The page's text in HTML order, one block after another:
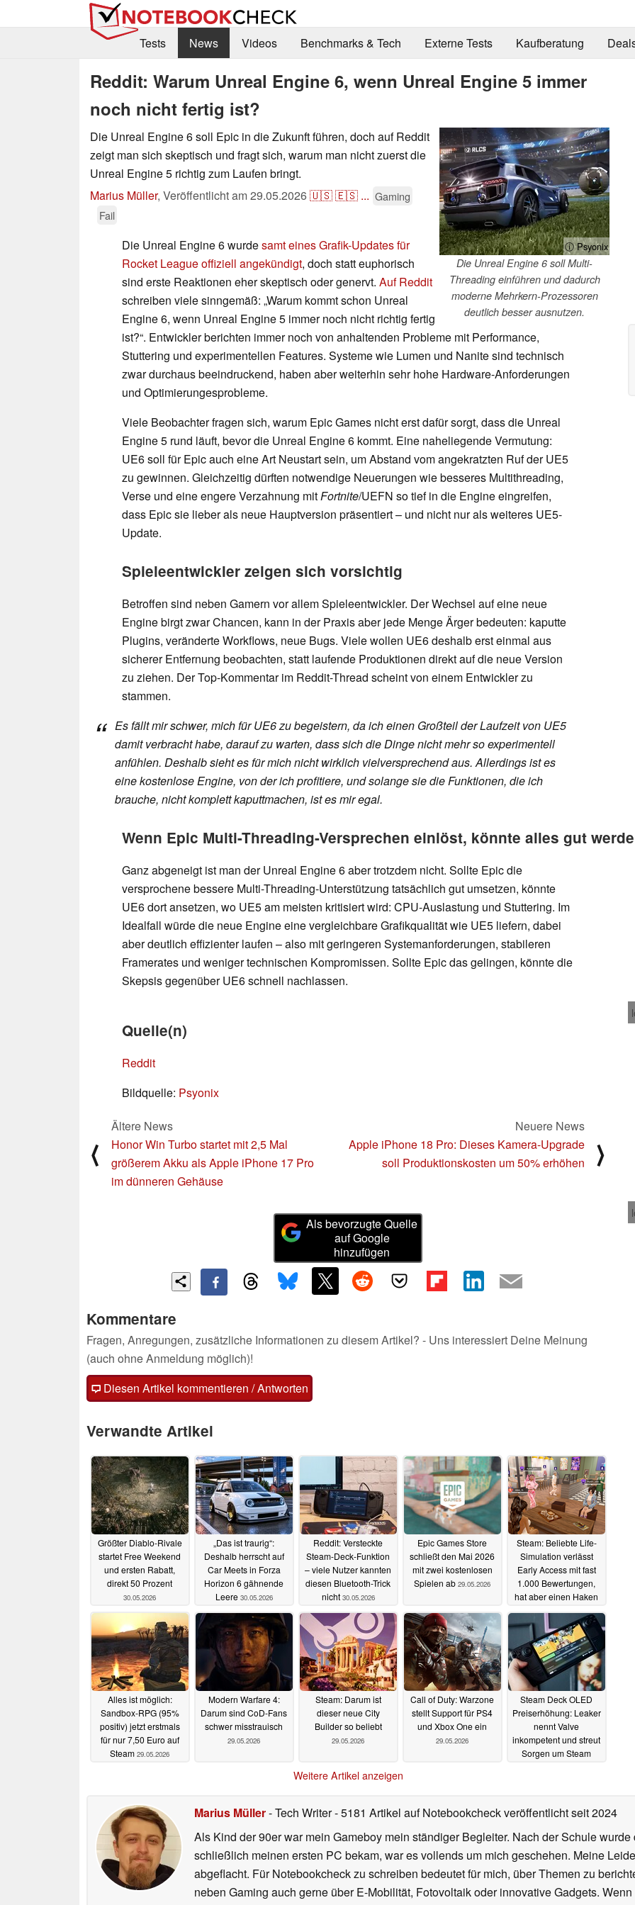
Tests News Videos Benchmarks & Tech Externe Tests Kaufberatung
Reddit: Warum Unreal Engine 6, wenn Unreal Engine 5 immer
noch nicht fertig ist?
ⓘ Psyonix
Die Unreal Engine 6 soll Multi-
Threading einführen und dadurch
moderne Mehrkern-Prozessoren
deutlich besser ausnutzen.
Die Unreal Engine 6 soll Epic in die Zukunft führen, doch auf Reddit
zeigt man sich skeptisch und fragt sich, warum man nicht zuerst die
Unreal Engine 5 richtig zum Laufen bringt.
Marius Müller, Veröffentlicht am29.05.2026🇺🇸🇪🇸 ... Gaming
Fail
Die Unreal Engine 6 wurdesamt eines Grafik-Updates für
Rocket League offiziell angekündigt, doch statt euphorisch
sind erste Reaktionen eher skeptisch oder genervt. Auf Reddit
schreiben viele sinngemäß: „Warum kommt schon Unreal
Engine 6, wenn Unreal Engine 5 immer noch nicht richtig fertig
ist?“. Entwickler berichten immer noch von anhaltenden Probleme mit Performance,
Stuttering und experimentellen Features. Systeme wie Lumen und Nanite sind technisch
zwar durchaus beeindruckend, haben aber weiterhin sehr hohe Hardware-Anforderungen
und Optimierungesprobleme.
Viele Beobachter fragen sich, warum Epic Games nicht erst dafür sorgt, dass die Unreal
Engine 5 rund läuft, bevor die Unreal Engine 6 kommt. Eine naheliegende Vermutung:
UE6 soll für Epic auch eine Art Neustart sein, um Abstand vom angekratzten Ruf der UE5
zu gewinnen. Gleichzeitig dürften notwendige Neuerungen wie besseres Multithreading,
Verse und eine engere Verzahnung mitFortnite/UEFN so tief in die Engine eingreifen,
dass Epic sie lieber als neue Hauptversion präsentiert – und nicht nur als weiteres UE5-
Update.
Spieleentwickler zeigen sich vorsichtig
Betroffen sind neben Gamern vor allem Spieleentwickler. Der Wechsel auf eine neue
Engine birgt zwar Chancen, kann in der Praxis aber jede Menge Ärger bedeuten: kaputte
Plugins, veränderte Workflows, neue Bugs. Viele wollen UE6 deshalb erst einmal aus
sicherer Entfernung beobachten, statt laufende Produktionen direkt auf die neue Version
zu ziehen. Der Top-Kommentar im Reddit-Thread scheint von einem Entwickler zu
stammen.
Es fällt mir schwer, mich für UE6 zu begeistern, da ich einen Großteil der Laufzeit von UE5
damit verbracht habe, darauf zu warten, dass sich die Dinge nicht mehr so experimentell
anfühlen. Deshalb sieht es für mich nicht wirklich vielversprechend aus. Allerdings ist es
eine kostenlose Engine, von der ich profitiere, und solange sie die Funktionen, die ich
brauche, nicht komplett kaputtmachen, ist es mir egal.
Wenn Epic Multi-Threading-Versprechen einlöst, könnte alles gut
Ganz abgeneigt ist man der Unreal Engine 6 aber trotzdem nicht. Sollte Epic die
versprochene bessere Multi-Threading-Unterstützung tatsächlich gut umsetzen, könnte
UE6 dort ansetzen, wo UE5 am meisten kritisiert wird: CPU-Auslastung und Stuttering. Im
Idealfall würde die neue Engine eine vergleichbare Grafikqualität wie UE5 liefern, dabei
aber deutlich effizienter laufen – also mit geringeren Systemanforderungen, stabileren
Framerates und weniger technischen Kompromissen. Sollte Epic das gelingen, könnte die
Skepsis gegenüber UE6 schnell nachlassen.
Quelle(n)
Reddit
Bildquelle: Psyonix
⟨
Ältere News
Honor Win Turbo startet mit 2,5 Mal
größerem Akku als Apple iPhone 17 Pro
im dünneren Gehäuse
Neuere News
Apple iPhone 18 Pro: Dieses Kamera-Upgrade
soll Produktionskosten um 50% erhöhen
⟩
Als bevorzugte Quelle
auf Google
hinzufügen
Kommentare
Fragen, Anregungen, zusätzliche Informationen zu diesem Artikel? - Uns interessiert Deine Meinung
(auch ohne Anmeldung möglich)!
Diesen Artikel kommentieren / Antworten
Verwandte Artikel
Größter Diablo-Rivale
startet Free Weekend
und ersten Rabatt,
direkt 50 Prozent
30.05.2026
„Das ist traurig“:
Deshalb herrscht auf
Car Meets in Forza
Horizon 6 gähnende
Leere 30.05.2026
Reddit: Versteckte
Steam-Deck-Funktion
– viele Nutzer kannten
diesen Bluetooth-Trick
nicht 30.05.2026
Epic Games Store
schließt den Mai 2026
mit zwei kostenlosen
Spielen ab 29.05.2026
Steam: Beliebte Life-
Simulation verlässt
Early Access mit fast
1.000 Bewertungen,
hat aber einen Haken
29.05.2026
Alles ist möglich:
Sandbox-RPG (95%
positiv) jetzt erstmals
für nur 7,50 Euro auf
Steam 29.05.2026
Modern Warfare 4:
Darum sind CoD-Fans
schwer misstrauisch
29.05.2026
Steam: Darum ist
dieser neue City
Builder so beliebt
29.05.2026
Call of Duty: Warzone
stellt Support für PS4
und Xbox One ein
29.05.2026
Steam Deck OLED
Preiserhöhung: Leaker
nennt Valve
inkompetent und streut
Sorgen um Steam
Weitere Artikel anzeigen
Marius Müller- Tech Writer- 5181 Artikel auf Notebookcheck veröffentlichtseit 2024
Als Kind der 90er war mein Gameboy mein ständiger Begleiter. Nach der Schule
schließlich meinen ersten PC bekam, war es vollends um mich geschehen. Meine
abgeflacht. Für Notebookcheck zu schreiben bedeutet für mich, über Themen zu
neben Gaming auch gerne über E-Mobilität, Fotovoltaik oder innovative Gadgets.